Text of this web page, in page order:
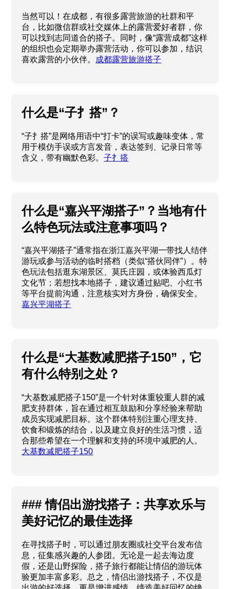
当然可以！在成都，有很多露营旅游的社群和平
台，比如微信群或社交媒体上的露营爱好者群，你
可以找到志同道合的搭子。同时，像“露营成都”这样
的组织也会定期举办露营活动，你可以参加，结识
喜欢露营的小伙伴。 成都露营旅游搭子
什么是“子扌搭”？
“子扌搭”是网络用语中“打卡”的误写或趣味变体，常
用于模仿手误或方言发音，表达签到、记录日常等
含义，带有幽默色彩。子扌搭
什么是“嘉兴平湖搭子”？当地有什
么特色玩法或注意事项吗？
“嘉兴平湖搭子”通常指在浙江嘉兴平湖一带找人结伴
游玩或参与活动的临时搭档（类似“搭伙同伴”）。特
色玩法包括逛东湖景区、莫氏庄园，或体验西瓜灯
文化节；若想找本地搭子，建议通过贴吧、小红书
等平台提前沟通，注意核实对方身份，确保安全。
嘉兴平湖搭子
什么是“大基数减肥搭子150”，它
有什么特别之处？
“大基数减肥搭子150”是一个针对体重较重人群的减
肥支持群体，旨在通过相互鼓励和分享经验来帮助
成员实现减肥目标。这个群体特别注重心理支持、
饮食和锻炼的结合，以及建立良好的生活习惯，适
合那些希望在一个理解和支持的环境中减肥的人。
大基数减肥搭子150
### 情侣出游找搭子：共享欢乐与
美好记忆的最佳选择
在寻找搭子时，可以通过朋友圈或社交平台发布信
息，征集感兴趣的人参团。无论是一起去海边度
假，还是山野探险，搭子旅行都能让情侣的游玩体
验更加丰富多彩。总之，情侣出游找搭子，不仅是